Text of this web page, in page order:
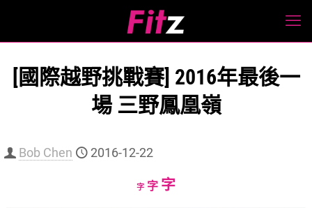
[國際越野挑戰賽] 2016年最後一
場 三野鳳凰嶺
Bob Chen 2016-12-22
字Decrease
字Reset
字Increase